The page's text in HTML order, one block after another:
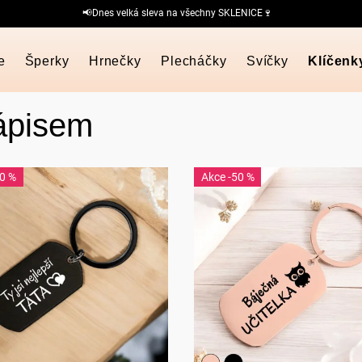
📢Dnes velká sleva na všechny SKLENICE🍷
Šperky Hrnečky Plecháčky Svíčky
% -50 %